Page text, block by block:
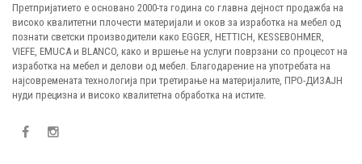
Претпријатието е основано 2000-та година со главна дејност продажба на
високо квалитетни плочести материјали и оков за изработка на мебел од
познати светски производители како EGGER, HETTICH, KESSEBOHMER,
VIEFE, EMUCA и BLANCO, како и вршење на услуги поврзани со процесот на
изработка на мебел и делови од мебел. Благодарение на употребата на
најсовремената технологија при третирање на материјалите, ПРО-ДИЗАЈН
нуди прецизна и високо квалитетна обработка на истите.